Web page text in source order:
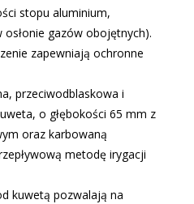
stopu aluminium,
gazów obojętnych).
zapewniają ochronne
przeciwodblaskowa i
o głębokości 65 mm z
oraz karbowaną
metodę irygacji
kuwetą pozwalają na